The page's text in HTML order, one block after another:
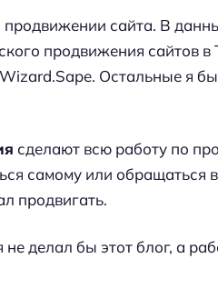
продвижении сайта. В
продвижения сайтов
Остальные я бы
сделают всю работу по
самому или обращаться
продвигать.
делал бы этот блог, а